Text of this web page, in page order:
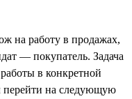
на работу в продажах,
— покупатель. Задача
в конкретной
перейти на следующую